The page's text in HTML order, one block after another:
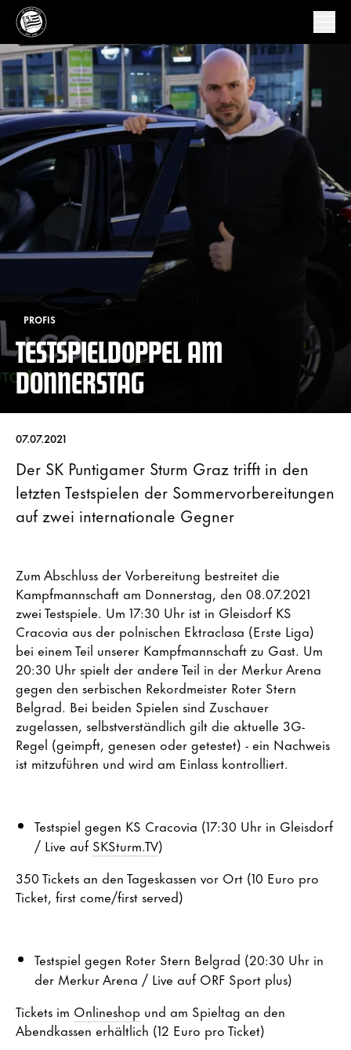
PROFIS
TESTSPIELDOPPEL AM
DONNERSTAG
07.07.2021
Der SK Puntigamer Sturm Graz trifft in den
letzten Testspielen der Sommervorbereitungen
auf zwei internationale Gegner
Zum Abschluss der Vorbereitung bestreitet die
Kampfmannschaft am Donnerstag, den 08.07.2021
zwei Testspiele. Um 17:30 Uhr ist in Gleisdorf KS
Cracovia aus der polnischen Ektraclasa (Erste Liga)
bei einem Teil unserer Kampfmannschaft zu Gast. Um
20:30 Uhr spielt der andere Teil in der Merkur Arena
gegen den serbischen Rekordmeister Roter Stern
Belgrad. Bei beiden Spielen sind Zuschauer
zugelassen, selbstverständlich gilt die aktuelle 3G-
Regel (geimpft, genesen oder getestet) - ein Nachweis
ist mitzuführen und wird am Einlass kontrolliert.
Testspiel gegen KS Cracovia (17:30 Uhr in Gleisdorf
/ Live aufSKSturm.TV)
350 Tickets an den Tageskassen vor Ort (10 Euro pro
Ticket, first come/first served)
Testspiel gegen Roter Stern Belgrad (20:30 Uhr in
der Merkur Arena / Live auf ORF Sport plus)
Tickets im Onlineshop und am Spieltag an den
Abendkassen erhältlich (12 Euro pro Ticket)